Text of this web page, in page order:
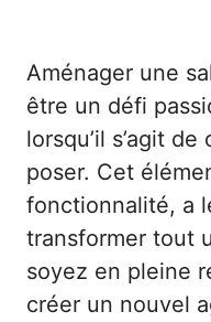
Aménager une
être un défi
lorsqu’il s’agit
poser. Cet
fonctionnalité, a
transformer tout
soyez en pleine
créer un nouvel